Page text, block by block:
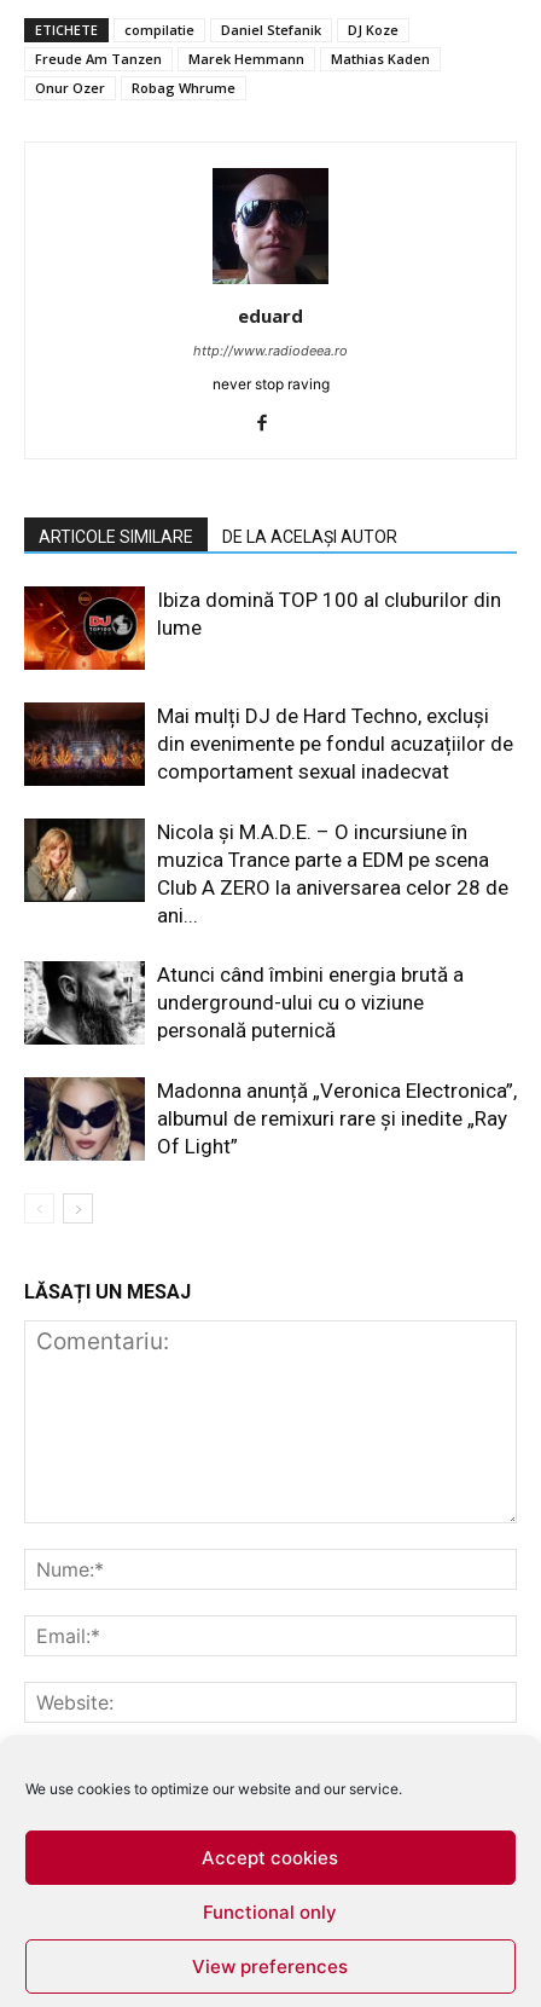
We use cookies to optimize our website and our service.
Accept cookies
Functional only
View preferences
ETICHETE compilatie Daniel Stefanik
DJ Koze
Freude Am Tanzen
Marek Hemmann
Mathias Kaden
Onur Ozer
Robag Whrume
eduard
http://www.radiodeea.ro
never stop raving
ARTICOLE SIMILARE DE LA ACELAȘI AUTOR
Ibiza domină TOP 100 al cluburilor din
lume
Mai mulți DJ de Hard Techno, excluși
din evenimente pe fondul acuzațiilor de
comportament sexual inadecvat
Nicola și M.A.D.E. – O incursiune în
muzica Trance parte a EDM pe scena
Club A ZERO la aniversarea celor 28 de
ani...
Atunci când îmbini energia brută a
underground-ului cu o viziune
personală puternică
Madonna anunță „Veronica Electronica”,
albumul de remixuri rare și inedite „Ray
Of Light”
LĂSAȚI UN MESAJ
Notifică-mă prin email când sunt publicate articole noi.
Acest site folosește Akismet pentru a reduce
Află cum sunt procesate datele
comentariilor tale